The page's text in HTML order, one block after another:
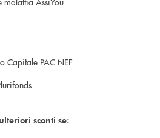
Capitale PAC NEF
sconti se: